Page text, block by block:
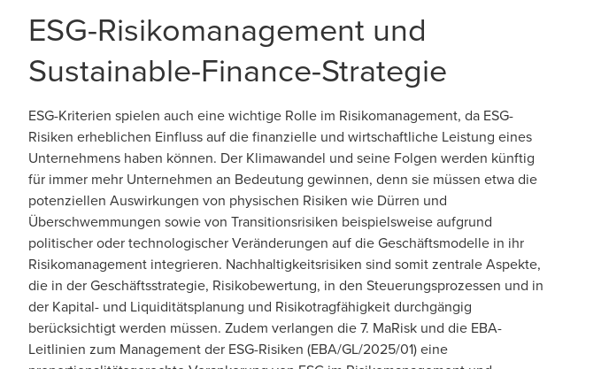
ESG-Risikomanagement und
Sustainable-Finance-Strategie
ESG-Kriterien spielen auch eine wichtige Rolle im Risikomanagement, da ESG-
Risiken erheblichen Einfluss auf die finanzielle und wirtschaftliche Leistung eines
Unternehmens haben können. Der Klimawandel und seine Folgen werden künftig
für immer mehr Unternehmen an Bedeutung gewinnen, denn sie müssen etwa die
potenziellen Auswirkungen von physischen Risiken wie Dürren und
Überschwemmungen sowie von Transitionsrisiken beispielsweise aufgrund
politischer oder technologischer Veränderungen auf die Geschäftsmodelle in ihr
Risikomanagement integrieren. Nachhaltigkeitsrisiken sind somit zentrale Aspekte,
die in der Geschäftsstrategie, Risikobewertung, in den Steuerungsprozessen und in
der Kapital- und Liquiditätsplanung und Risikotragfähigkeit durchgängig
berücksichtigt werden müssen. Zudem verlangen die 7. MaRisk und die EBA-
Leitlinien zum Management der ESG-Risiken (EBA/GL/2025/01) eine